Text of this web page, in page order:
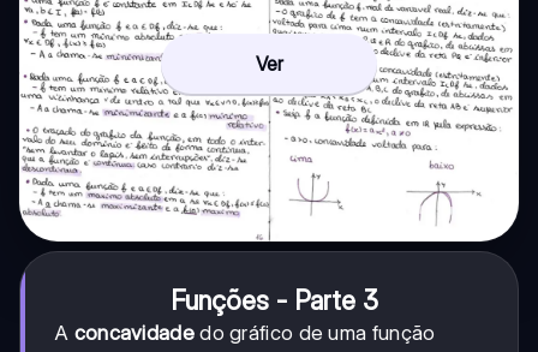
Ver
Funções - Parte 3
A concavidadedo gráfico de uma função